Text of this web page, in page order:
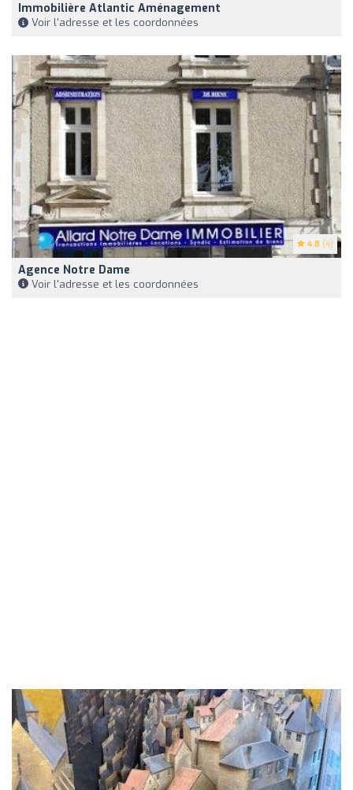
Immobilière Atlantic Aménagement
Voir l'adresse et les coordonnées
4.8 (4)
Agence Notre Dame
Voir l'adresse et les coordonnées